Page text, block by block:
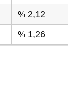
% 2,12
% 1,26